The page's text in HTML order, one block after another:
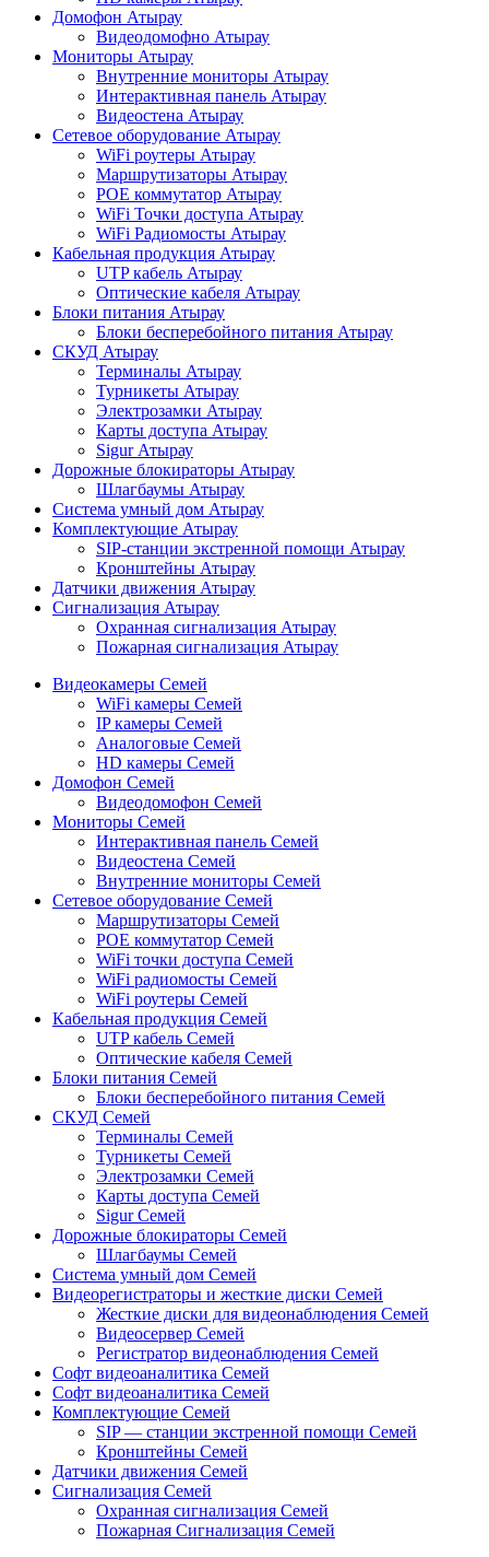
Домофон Атырау
Видеодомофно Атырау
Мониторы Атырау
Внутренние мониторы Атырау
Интерактивная панель Атырау
Видеостена Атырау
Сетевое оборудование Атырау
WiFi роутеры Атырау
Маршрутизаторы Атырау
POE коммутатор Атырау
WiFi Точки доступа Атырау
WiFi Радиомосты Атырау
Кабельная продукция Атырау
UTP кабель Атырау
Оптические кабеля Атырау
Блоки питания Атырау
Блоки бесперебойного питания Атырау
СКУД Атырау
Терминалы Атырау
Турникеты Атырау
Электрозамки Атырау
Карты доступа Атырау
Sigur Атырау
Дорожные блокираторы Атырау
Шлагбаумы Атырау
Система умный дом Атырау
Комплектующие Атырау
SIP-станции экстренной помощи Атырау
Кронштейны Атырау
Датчики движения Атырау
Сигнализация Атырау
Охранная сигнализация Атырау
Пожарная сигнализация Атырау
Видеокамеры Семей
WiFi камеры Семей
IP камеры Семей
Аналоговые Семей
HD камеры Семей
Домофон Семей
Видеодомофон Семей
Мониторы Семей
Интерактивная панель Семей
Видеостена Семей
Внутренние мониторы Семей
Сетевое оборудование Семей
Маршрутизаторы Семей
POE коммутатор Семей
WiFi точки доступа Семей
WiFi радиомосты Семей
WiFi роутеры Семей
Кабельная продукция Семей
UTP кабель Семей
Оптические кабеля Семей
Блоки питания Семей
Блоки бесперебойного питания Семей
СКУД Семей
Терминалы Семей
Турникеты Семей
Электрозамки Семей
Карты доступа Семей
Sigur Семей
Дорожные блокираторы Семей
Шлагбаумы Семей
Система умный дом Семей
Видеорегистраторы и жесткие диски Семей
Жесткие диски для видеонаблюдения Семей
Видеосервер Семей
Регистратор видеонаблюдения Семей
Софт видеоаналитика Семей
Софт видеоаналитика Семей
Комплектующие Семей
SIP — станции экстренной помощи Семей
Кронштейны Семей
Датчики движения Семей
Сигнализация Семей
Охранная сигнализация Семей
Пожарная Сигнализация Семей